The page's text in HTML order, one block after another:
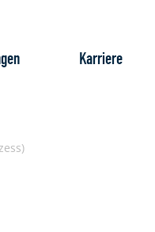
Karriere